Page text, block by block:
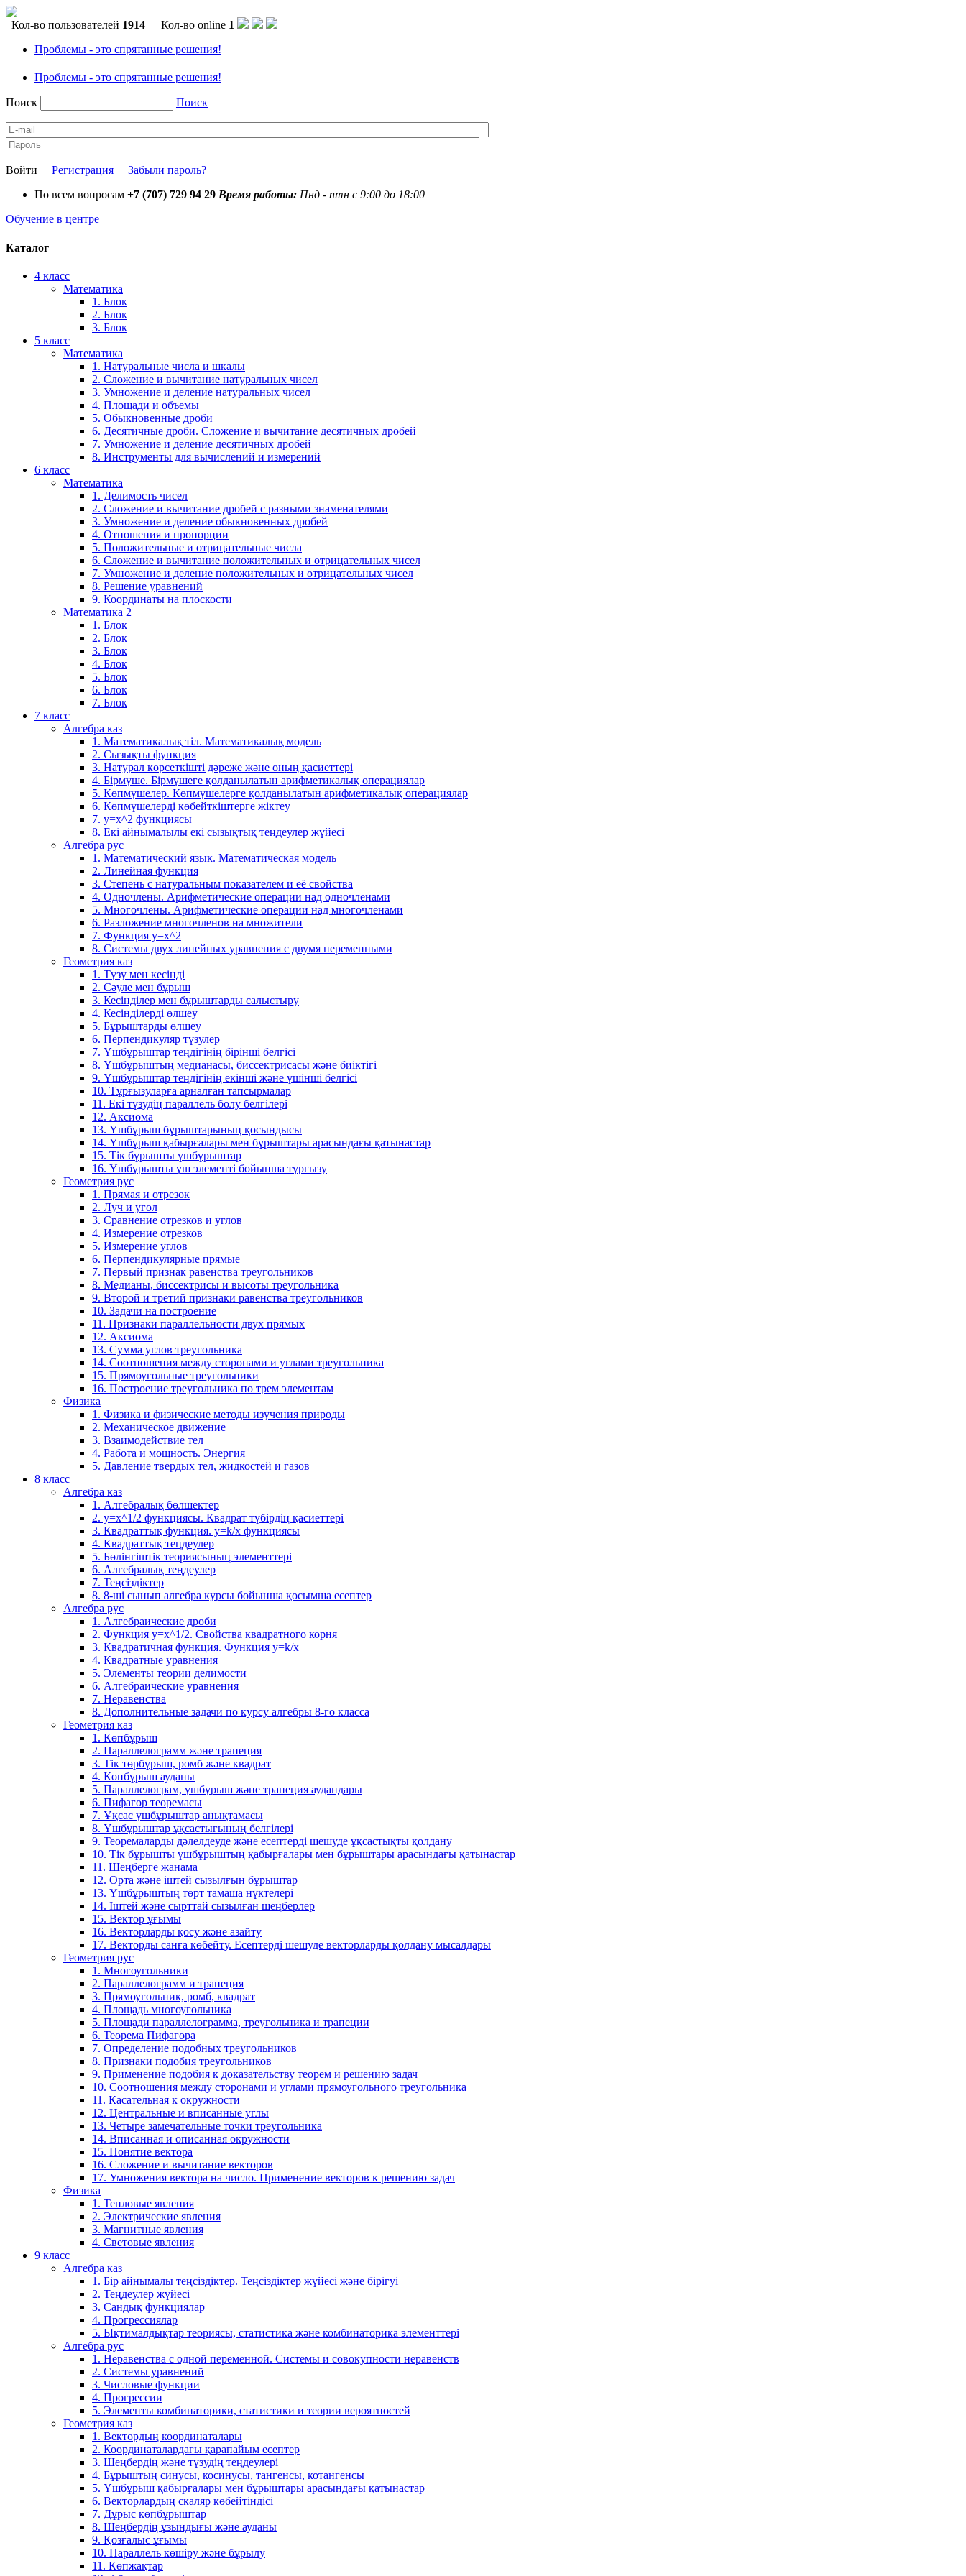
Кол-во пользователей 1914 Кол-во online 1
Проблемы - это спрятанные решения!
Проблемы - это спрятанные решения!
Поиск Поиск
Войти Регистрация
Забыли пароль?
По всем вопросам +7 (707) 729 94 29 Время работы: Пнд - птн с 9:00 до 18:00
Обучение в центре
Каталог
4 класс
Математика
1. Блок
2. Блок
3. Блок
5 класс
Математика
1. Натуральные числа и шкалы
2. Сложение и вычитание натуральных чисел
3. Умножение и деление натуральных чисел
4. Площади и объемы
5. Обыкновенные дроби
6. Десятичные дроби. Сложение и вычитание десятичных дробей
7. Умножение и деление десятичных дробей
8. Инструменты для вычислений и измерений
6 класс
Математика
1. Делимость чисел
2. Сложение и вычитание дробей с разными знаменателями
3. Умножение и деление обыкновенных дробей
4. Отношения и пропорции
5. Положительные и отрицательные числа
6. Сложение и вычитание положительных и отрицательных чисел
7. Умножение и деление положительных и отрицательных чисел
8. Решение уравнений
9. Координаты на плоскости
Математика 2
1. Блок
2. Блок
3. Блок
4. Блок
5. Блок
6. Блок
7. Блок
7 класс
Алгебра каз
1. Математикалық тіл. Математикалық модель
2. Сызықты функция
3. Натурал көрсеткішті дәреже және оның қасиеттері
4. Бірмүше. Бірмүшеге қолданылатын арифметикалық операциялар
5. Көпмүшелер. Көпмүшелерге қолданылатын арифметикалық операциялар
6. Көпмүшелерді көбейткіштерге жіктеу
7. у=х^2 функциясы
8. Екі айнымалылы екі сызықтық теңдеулер жүйесі
Алгебра рус
1. Математический язык. Математическая модель
2. Линейная функция
3. Степень с натуральным показателем и её свойства
4. Одночлены. Арифметические операции над одночленами
5. Многочлены. Арифметические операции над многочленами
6. Разложение многочленов на множители
7. Функция y=x^2
8. Системы двух линейных уравнения с двумя переменными
Геометрия каз
1. Түзу мен кесінді
2. Сәуле мен бұрыш
3. Кесінділер мен бұрыштарды салыстыру
4. Кесінділерді өлшеу
5. Бұрыштарды өлшеу
6. Перпендикуляр түзулер
7. Үшбұрыштар теңдігінің бірінші белгісі
8. Үшбұрыштың медианасы, биссектрисасы және биіктігі
9. Үшбұрыштар теңдігінің екінші және үшінші белгісі
10. Тұрғызуларға арналған тапсырмалар
11. Екі түзудің параллель болу белгілері
12. Аксиома
13. Үшбұрыш бұрыштарының қосындысы
14. Үшбұрыш қабырғалары мен бұрыштары арасындағы қатынастар
15. Тік бұрышты үшбұрыштар
16. Үшбұрышты үш элементі бойынша тұрғызу
Геометрия рус
1. Прямая и отрезок
2. Луч и угол
3. Сравнение отрезков и углов
4. Измерение отрезков
5. Измерение углов
6. Перпендикулярные прямые
7. Первый признак равенства треугольников
8. Медианы, биссектрисы и высоты треугольника
9. Второй и третий признаки равенства треугольников
10. Задачи на построение
11. Признаки параллельности двух прямых
12. Аксиома
13. Сумма углов треугольника
14. Соотношения между сторонами и углами треугольника
15. Прямоугольные треугольники
16. Построение треугольника по трем элементам
Физика
1. Физика и физические методы изучения природы
2. Механическое движение
3. Взаимодействие тел
4. Работа и мощность. Энергия
5. Давление твердых тел, жидкостей и газов
8 класс
Алгебра каз
1. Алгебралық бөлшектер
2. у=х^1/2 функциясы. Квадрат түбірдің қасиеттері
3. Квадраттық функция. у=k/x функциясы
4. Квадраттық теңдеулер
5. Бөлінгіштік теориясының элементтері
6. Алгебралық теңдеулер
7. Теңсіздіктер
8. 8-ші сынып алгебра курсы бойынша қосымша есептер
Алгебра рус
1. Алгебраические дроби
2. Функция y=x^1/2. Свойства квадратного корня
3. Квадратичная функция. Функция у=k/x
4. Квадратные уравнения
5. Элементы теории делимости
6. Алгебраические уравнения
7. Неравенства
8. Дополнительные задачи по курсу алгебры 8-го класса
Геометрия каз
1. Көпбұрыш
2. Параллелограмм және трапеция
3. Тік төрбұрыш, ромб және квадрат
4. Көпбұрыш ауданы
5. Параллелограм, үшбұрыш және трапеция аудандары
6. Пифагор теоремасы
7. Ұқсас үшбұрыштар анықтамасы
8. Үшбұрыштар ұқсастығының белгілері
9. Теоремаларды дәлелдеуде және есептерді шешуде ұқсастықты қолдану
10. Тік бұрышты үшбұрыштың қабырғалары мен бұрыштары арасындағы қатынастар
11. Шеңберге жанама
12. Орта және іштей сызылғын бұрыштар
13. Үшбұрыштың төрт тамаша нүктелері
14. Іштей және сырттай сызылған шеңберлер
15. Вектор ұғымы
16. Векторларды қосу және азайту
17. Векторды санға көбейту. Есептерді шешуде векторларды қолдану мысалдары
Геометрия рус
1. Многоугольники
2. Параллелограмм и трапеция
3. Прямоугольник, ромб, квадрат
4. Площадь многоугольника
5. Площади параллелограмма, треугольника и трапеции
6. Теорема Пифагора
7. Определение подобных треугольников
8. Признаки подобия треугольников
9. Применение подобия к доказательству теорем и решению задач
10. Соотношения между сторонами и углами прямоугольного треугольника
11. Касательная к окружности
12. Центральные и вписанные углы
13. Четыре замечательные точки треугольника
14. Вписанная и описанная окружности
15. Понятие вектора
16. Сложение и вычитание векторов
17. Умножения вектора на число. Применение векторов к решению задач
Физика
1. Тепловые явления
2. Электрические явления
3. Магнитные явления
4. Световые явления
9 класс
Алгебра каз
1. Бір айнымалы теңсіздіктер. Теңсіздіктер жүйесі және бірігуі
2. Теңдеулер жүйесі
3. Сандық функциялар
4. Прогрессиялар
5. Ықтималдықтар теориясы, статистика және комбинаторика элементтері
Алгебра рус
1. Неравенства с одной переменной. Системы и совокупности неравенств
2. Системы уравнений
3. Числовые функции
4. Прогрессии
5. Элементы комбинаторики, статистики и теории вероятностей
Геометрия каз
1. Вектордың координаталары
2. Координаталардағы қарапайым есептер
3. Шеңбердің және түзудің теңдеулері
4. Бұрыштың синусы, косинусы, тангенсы, котангенсы
5. Үшбұрыш қабырғалары мен бұрыштары арасындағы қатынастар
6. Векторлардың скаляр көбейтіндісі
7. Дұрыс көпбұрыштар
8. Шеңбердің ұзындығы және ауданы
9. Қозғалыс ұғымы
10. Параллель көшіру және бұрылу
11. Көпжақтар